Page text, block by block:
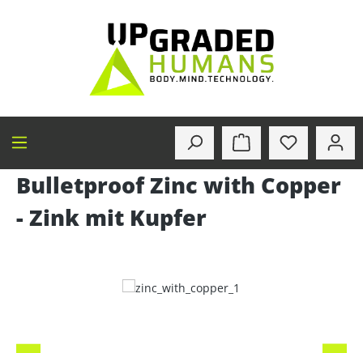
Bulletproof Zinc with Copper
- Zink mit Kupfer
Bildergalerie überspringen